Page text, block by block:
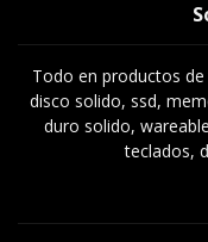
Todo en productos
disco solido, ssd,
duro solido,
teclados,